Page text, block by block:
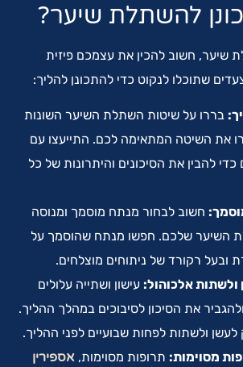
להשתלת שיער?
שיער, חשוב להכין את עצמכם פיזית
שתוכלו לנקוט כדי להתכונן להליך:
בררו על שיטות השתלת השיער השונות
את השיטה המתאימה לכם. התייעצו עם
להבין את הסיכונים והיתרונות של כל
חשוב לבחור מנתח מוסמך ומנוסה
השיער שלכם. חפשו מנתח שהוסמך על
ובעל רקורד של ניתוחים מוצלחים.
ולשתות אלכוהול: עישון ושתייה עלולים
את הסיכון לסיבוכים במהלך ההליך.
ולשתות לפחות שבועיים לפני ההליך.
מסוימות: תרופות מסוימות, אספירין